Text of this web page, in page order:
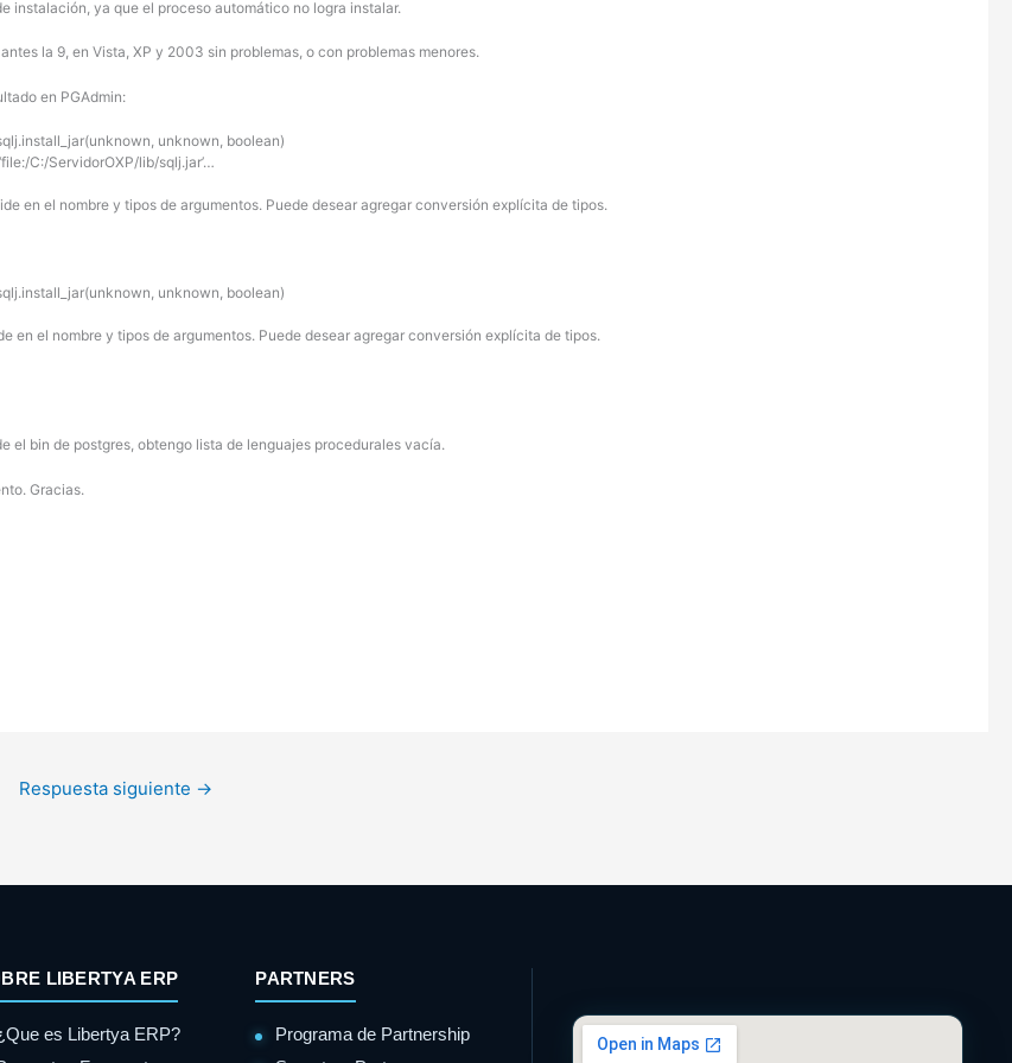
instalación, ya que el proceso automático no logra instalar.
la 9, en Vista, XP y 2003 sin problemas, o con problemas menores.
en PGAdmin:
unknown, boolean)
C:/ServidorOXP/lib/sqlj.jar’…
en el nombre y tipos de argumentos. Puede desear agregar conversión explícita de tipos.
unknown, boolean)
en el nombre y tipos de argumentos. Puede desear agregar conversión explícita de tipos.
el bin de postgres, obtengo lista de lenguajes procedurales vacía.
Gracias.
Respuesta siguiente →
LIBERTYA ERP
es Libertya ERP?
PARTNERS
Programa de Partnership